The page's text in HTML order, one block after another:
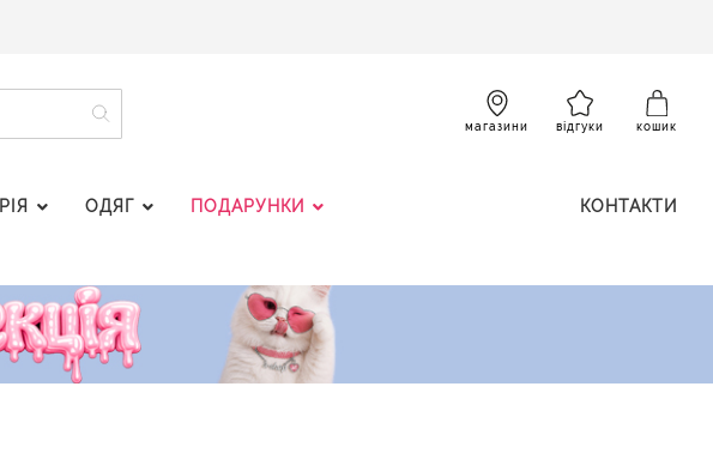
ПОШУК
магазини відгуки кошик
ОДЯГ ПОДАРУНКИ КОНТАКТИ